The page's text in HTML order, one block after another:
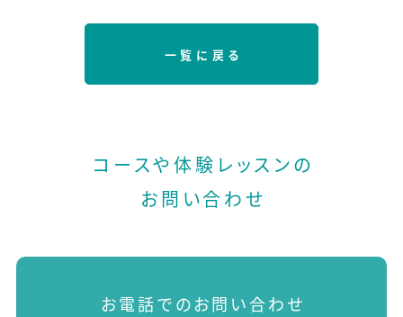
一覧に戻る
コースや体験レッスンの
お問い合わせ
お電話でのお問い合わせ